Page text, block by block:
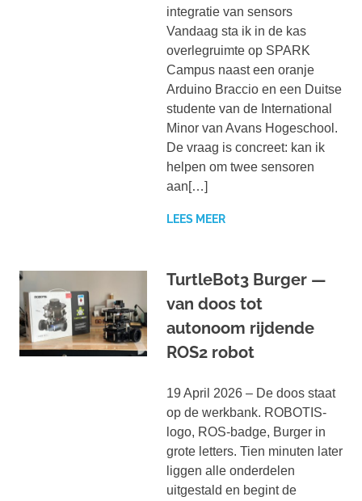
integratie van sensors
Vandaag sta ik in de kas
overlegruimte op SPARK
Campus naast een oranje
Arduino Braccio en een Duitse
studente van de International
Minor van Avans Hogeschool.
De vraag is concreet: kan ik
helpen om twee sensoren
aan[…]
LEES MEER
TurtleBot3 Burger —
van doos tot
autonoom rijdende
ROS2 robot
19 April 2026 – De doos staat
op de werkbank. ROBOTIS-
logo, ROS-badge, Burger in
grote letters. Tien minuten later
liggen alle onderdelen
uitgestald en begint de